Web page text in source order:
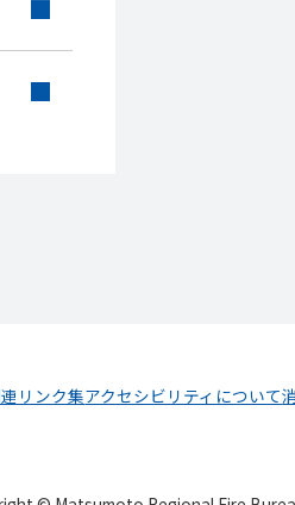
リンク集アクセシビリティについて